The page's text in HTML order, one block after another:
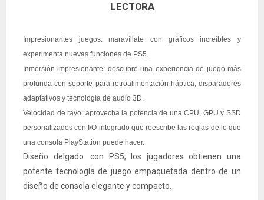
LECTORA
Impresionantes juegos: maravíllate con gráficos increíbles y
experimenta nuevas funciones de PS5.
Inmersión impresionante: descubre una experiencia de juego más
profunda con soporte para retroalimentación háptica, disparadores
adaptativos y tecnología de audio 3D.
Velocidad de rayo: aprovecha la potencia de una CPU, GPU y SSD
personalizados con I/O integrado que reescribe las reglas de lo que
una consola PlayStation puede hacer.
Diseño delgado: con PS5, los jugadores obtienen una
potente tecnología de juego empaquetada dentro de un
diseño de consola elegante y compacto.